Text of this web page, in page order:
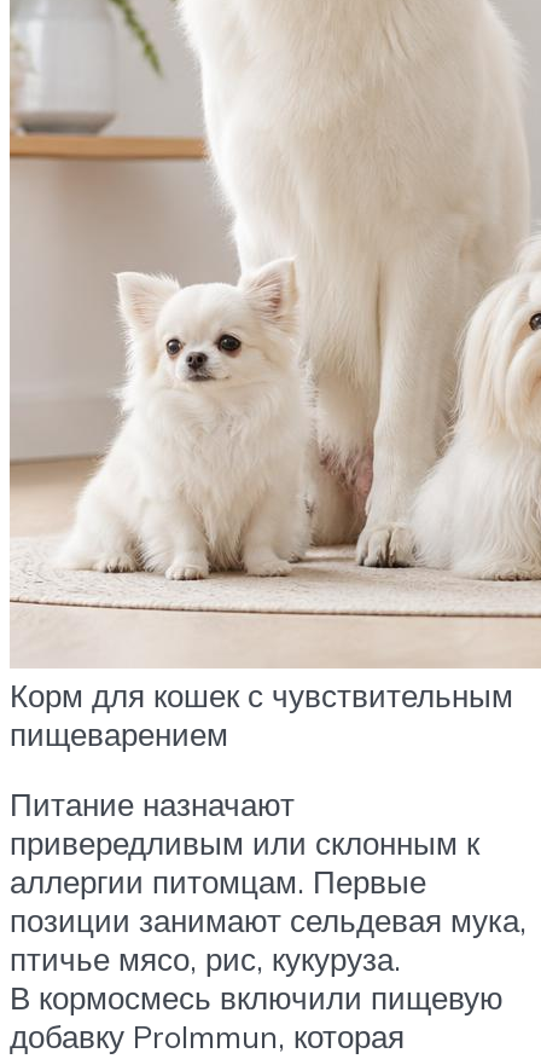
Корм для кошек с чувствительным
пищеварением
Питание назначают
привередливым или склонным к
аллергии питомцам. Первые
позиции занимают сельдевая мука,
птичье мясо, рис, кукуруза.
В кормосмесь включили пищевую
добавку ProImmun, которая